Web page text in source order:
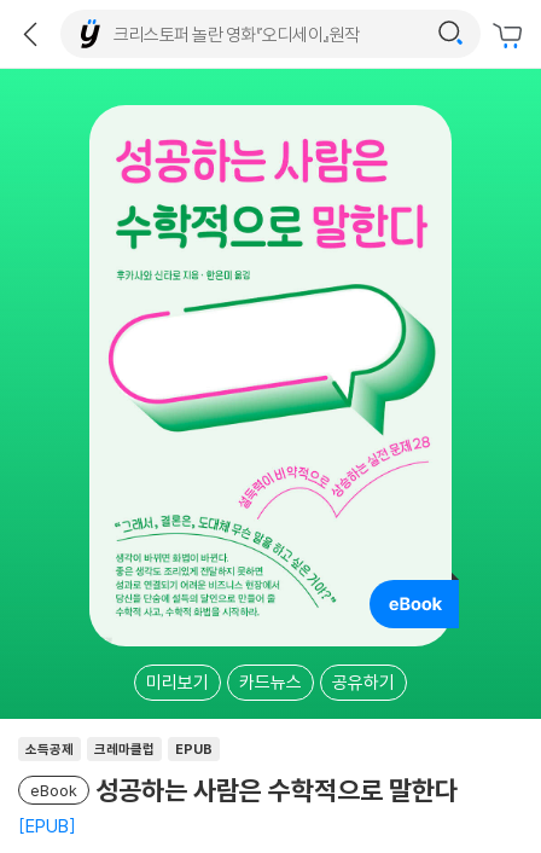
미리보기 카드뉴스 공유하기
소득공제 크레마클럽 EPUB
eBook 성공하는 사람은 수학적으로 말한다
EPUB